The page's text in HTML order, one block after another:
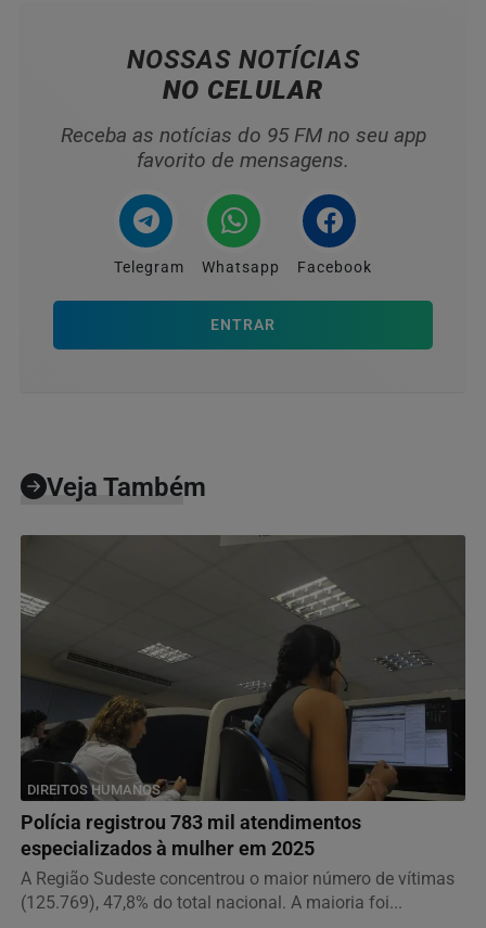
NOSSAS NOTÍCIAS
NO CELULAR
Receba as notícias do 95 FM no seu app
favorito de mensagens.
Telegram Whatsapp Facebook
ENTRAR
Veja Também
DIREITOS HUMANOS
Polícia registrou 783 mil atendimentos
especializados à mulher em 2025
A Região Sudeste concentrou o maior número de vítimas
(125.769), 47,8% do total nacional. A maioria foi...